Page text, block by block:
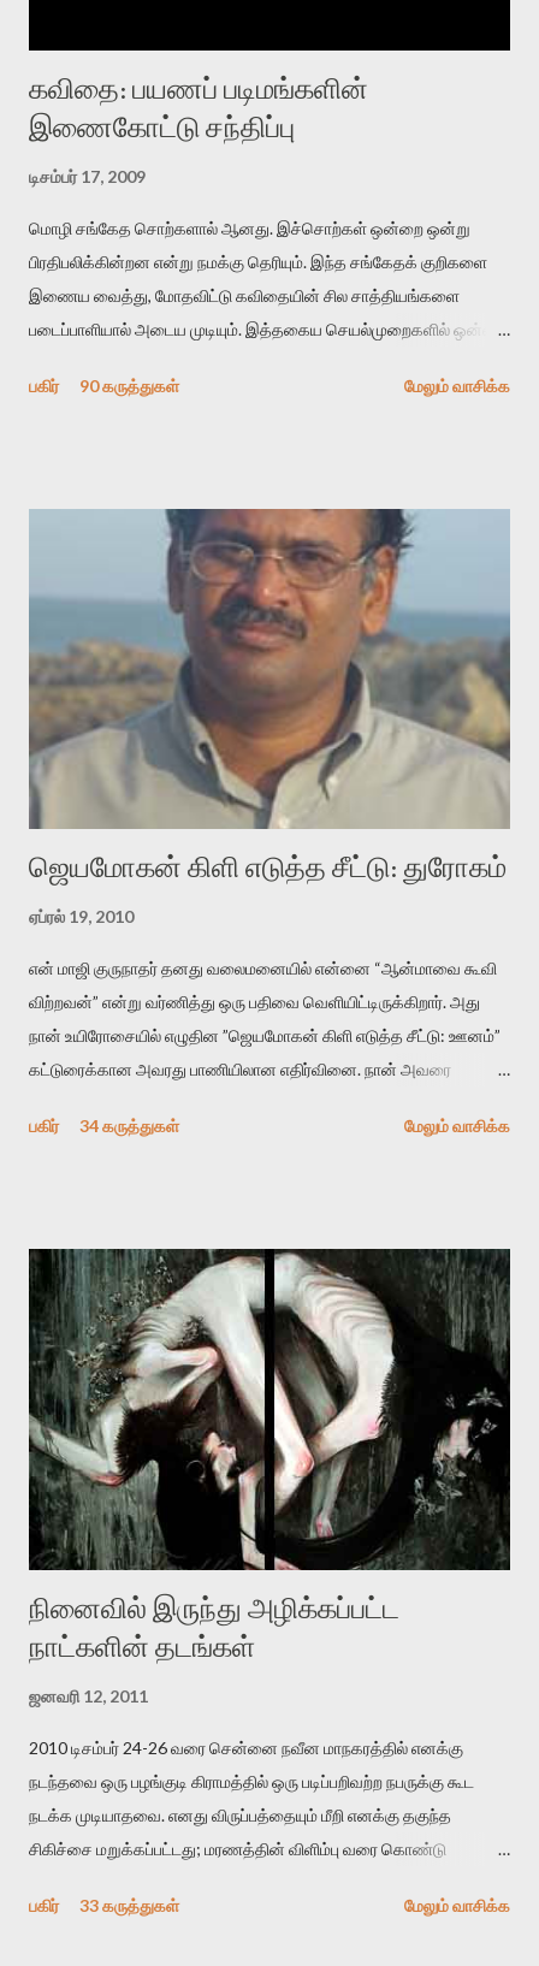
கவிதை: பயணப் படிமங்களின்
இணைகோட்டு சந்திப்பு
டிசம்பர் 17, 2009
மொழி சங்கேத சொற்களால் ஆனது. இச்சொற்கள் ஒன்றை ஒன்று
பிரதிபலிக்கின்றன என்று நமக்கு தெரியும். இந்த சங்கேதக் குறிகளை
இணைய வைத்து, மோதவிட்டு கவிதையின் சில சாத்தியங்களை
படைப்பாளியால் அடைய முடியும். இத்தகைய செயல்முறைகளில் ஒன்றை
காலத்தில் ஜாலவித்தைக்காரர்கள் வந்து போன பின் அவர்களின்
அதிகமாக்கும். கொல்லாது. ஒரு கனவை மீட்டெடுப்பதன் நோக்கம்
என்னவாக இருக்கும்? கவிதையின் அரூப இயக்கத்தை பொதுவயமாக
வடிக்க முயல்வதும் அதற்கே. கோயில் கருவறையின்
மென்வெளிச்சத்தில் நுண்பேசியின் படக்கருவியை இயக்கி சாத்தி
வைத்து விட்டு இயக்கத்தை அறிவோம். அறிதல் அபச்சாரமில்லை.
பயணப் படிமம் என்பது காக்னிடிவ் பொயடிக்ஸ் எனும் சமகால
விமர்சனத்தின் ஒரு முக்கிய கருவி. இக்கருவியை மனுஷ்யபுத்திரனின்
“காலை வணக்கங்கள்” எனும் ஒரு கவிதையில் சொருகப் போகிறோம்.
முதலில் கருவியை பழகுவோம். அன்றாட மொழியில் ஒன்று ம...
பகிர் 90 கருத்துகள் மேலும் வாசிக்க
ஜெயமோகன் கிளி எடுத்த சீட்டு: துரோகம்
ஏப்ரல் 19, 2010
என் மாஜி குருநாதர் தனது வலைமனையில் என்னை “ஆன்மாவை கூவி
விற்றவன்” என்று வர்ணித்து ஒரு பதிவை வெளியிட்டிருக்கிறார். அது
நான் உயிரோசையில் எழுதின ”ஜெயமோகன் கிளி எடுத்த சீட்டு: ஊனம்”
கட்டுரைக்கான அவரது பாணியிலான எதிர்வினை. நான் அவரை
பதிவை படித்த நண்பர்கள் பலரும் அவருக்காக இரக்கப்பட்டார்கள்.
தனது இணையதளத்திலே தொடர்ந்து பதிவு செய்கிறார். உயிர்மை
இன்னும் சில வருடங்களுக்கு தனக்கு எதிராக எழுத்தாளர்களை ஏவி
விட்டபடி இருக்கும் என்று ஒரு அச்சத்தை வெளிப்படுத்தியபடி
இருக்கிறார். அவர் கடுமையான பாதுகாப்பின்மை மனநிலையில் உள்ளார்.
உயிர்மை அவரை தாக்க உத்தேசித்தாலும் இல்லை என்றாலும்
ஜெயமோகன் அந்த பிரமையால் தொடர்ந்து அச்சுறுத்தலுக்கு உள்ளாகி
உள்ளார். உங்களை பற்றின இந்த தாக்குதல் கூட இதன் வெளிப்பாடு தான்”.
உண்மையே! ராக்கி படத்தில் குத்துச்சண்டை வீரராக வரும் சில்வெஸ்டர்
ஓரிடத்தில் சொல்வார்: ...
பகிர் 34 கருத்துகள் மேலும் வாசிக்க
நினைவில் இருந்து அழிக்கப்பட்ட
நாட்களின் தடங்கள்
ஜனவரி 12, 2011
2010 டிசம்பர் 24-26 வரை சென்னை நவீன மாநகரத்தில் எனக்கு
நடந்தவை ஒரு பழங்குடி கிராமத்தில் ஒரு படிப்பறிவற்ற நபருக்கு கூட
நடக்க முடியாதவை. எனது விருப்பத்தையும் மீறி எனக்கு தகுந்த
சிகிச்சை மறுக்கப்பட்டது; மரணத்தின் விளிம்பு வரை கொண்டு
பகிர்
33 கருத்துகள் மேலும் வாசிக்க